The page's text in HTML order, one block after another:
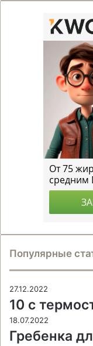
Популярные
27.12.2022
10 с
18.07.2022
Гребенка